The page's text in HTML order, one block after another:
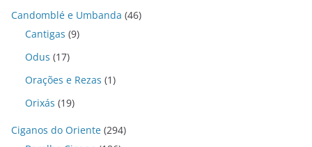
Candomblé e Umbanda (46)
Cantigas (9)
Odus (17)
Orações e Rezas (1)
Orixás (19)
Ciganos do Oriente (294)